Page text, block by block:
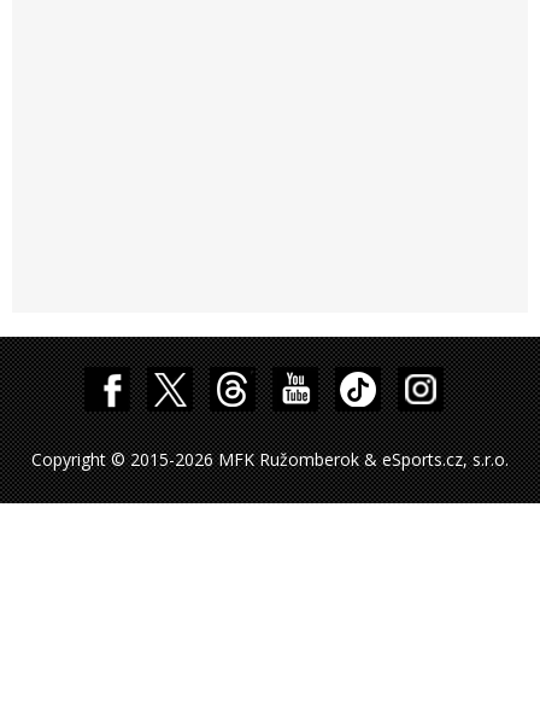
Copyright © 2015-2026 MFK Ružomberok & eSports.cz, s.r.o.